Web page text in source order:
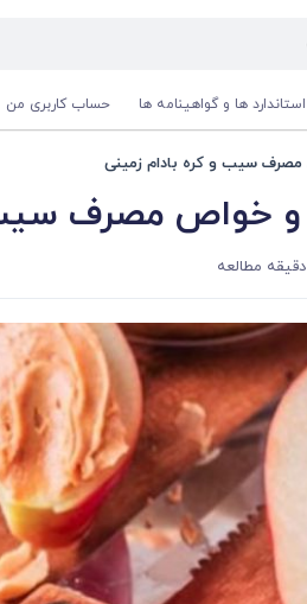
استاندارد ها و گواهینامه ها حساب کاربری من
سیب و کره بادام زمینی
و خواص مصرف سیب